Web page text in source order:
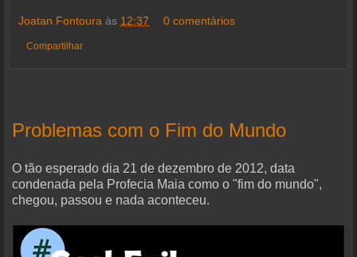
Joatan Fontoura às 12:37 0 comentários
Compartilhar
Problemas com o Fim do Mundo
O tão esperado dia 21 de dezembro de 2012, data
condenada pela Profecia Maia como o "fim do mundo",
chegou, passou e nada aconteceu.